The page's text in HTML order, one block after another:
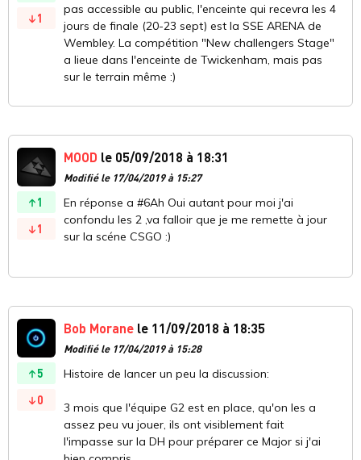
1
pas accessible au public, l'enceinte qui recevra les 4
jours de finale (20-23 sept) est la SSE ARENA de
Wembley. La compétition "New challengers Stage"
a lieue dans l'enceinte de Twickenham, mais pas
sur le terrain même :)
1
1
MOOD le 05/09/2018 à 18:31
Modifié le 17/04/2019 à 15:27
En réponse a #6Ah Oui autant pour moi j'ai
confondu les 2 ,va falloir que je me remette à jour
sur la scéne CSGO :)
5
0
Bob Morane le 11/09/2018 à 18:35
Modifié le 17/04/2019 à 15:28
Histoire de lancer un peu la discussion:
3 mois que l'équipe G2 est en place, qu'on les a
assez peu vu jouer, ils ont visiblement fait
l'impasse sur la DH pour préparer ce Major si j'ai